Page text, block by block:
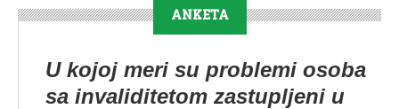
ANKETA
U kojoj meri su problemi osoba
sa invaliditetom zastupljeni u